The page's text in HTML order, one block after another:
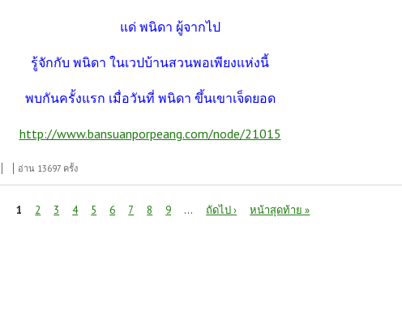
แด่ พนิดา ผู้จากไป
รู้จักกับ พนิดา ในเวปบ้านสวนพอเพียงแห่งนี้
พบกันครั้งแรก เมื่อวันที่ พนิดา ขึ้นเขาเจ็ดยอด
http://www.bansuanporpeang.com/node/21015
ากไปอ่าน 13697 ครั้ง
1 2 3 4 5 6 7 8 9 … ถัดไป › หน้าสุดท้าย »